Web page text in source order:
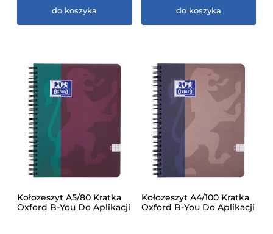
do koszyka do koszyka
Kołozeszyt A5/80 Kratka
Oxford B-You Do Aplikacji
Kołozeszyt A4/100 Kratka
Oxford B-You Do Aplikacji